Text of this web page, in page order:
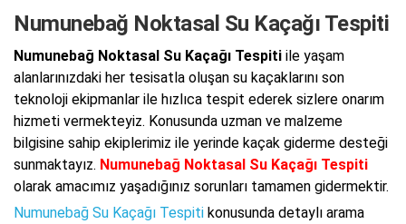
Numunebağ Noktasal Su Kaçağı Tespiti
Numunebağ Noktasal Su Kaçağı Tespiti ile yaşam
alanlarınızdaki her tesisatla oluşan su kaçaklarını son
teknoloji ekipmanlar ile hızlıca tespit ederek sizlere onarım
hizmeti vermekteyiz. Konusunda uzman ve malzeme
bilgisine sahip ekiplerimiz ile yerinde kaçak giderme desteği
sunmaktayız. Numunebağ Noktasal Su Kaçağı Tespiti
olarak amacımız yaşadığınız sorunları tamamen gidermektir.
Numunebağ Su Kaçağı Tespiti konusunda detaylı arama